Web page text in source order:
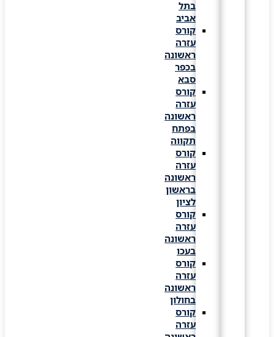
קורס
עזרה
ראשונה
בכפר
קורס
עזרה
ראשונה
בפתח
תקווה
קורס
עזרה
ראשונה
בראשון
קורס
עזרה
ראשונה
קורס
עזרה
ראשונה
בחולון
קורס
עזרה